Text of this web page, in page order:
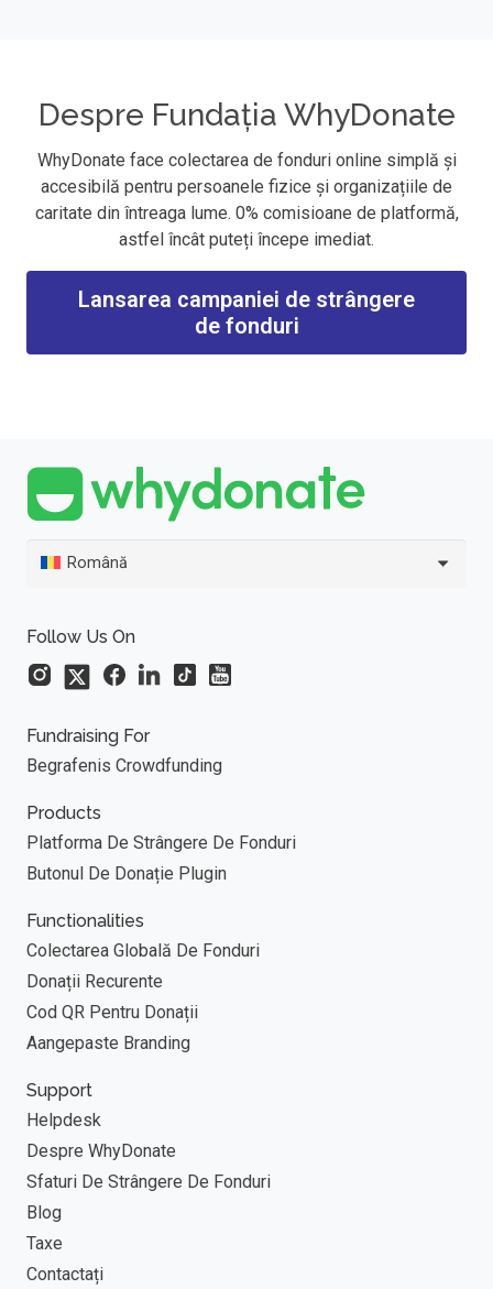
Despre Fundația WhyDonate
WhyDonate face colectarea de fonduri online simplă și
accesibilă pentru persoanele fizice și organizațiile de
caritate din întreaga lume. 0% comisioane de platformă,
astfel încât puteți începe imediat.
Lansarea campaniei de strângere
de fonduri
Română
Follow Us On
Fundraising For
Begrafenis Crowdfunding
Products
Platforma De Strângere De Fonduri
Butonul De Donație Plugin
Functionalities
Colectarea Globală De Fonduri
Donații Recurente
Cod QR Pentru Donații
Aangepaste Branding
Support
Helpdesk
Despre WhyDonate
Sfaturi De Strângere De Fonduri
Blog
Taxe
Contactați